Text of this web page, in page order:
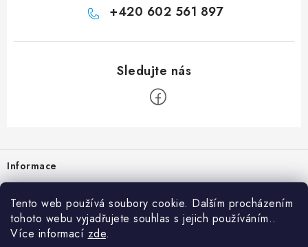
Tento web používá soubory cookie. Dalším procházením
tohoto webu vyjadřujete souhlas s jejich používáním..
Více informací zde.
+420 602 561 897
Informace
Prodejna
Rady a tipy